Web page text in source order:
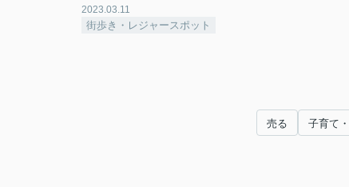
2023.03.11
街歩き・レジャースポット
売る 子育て